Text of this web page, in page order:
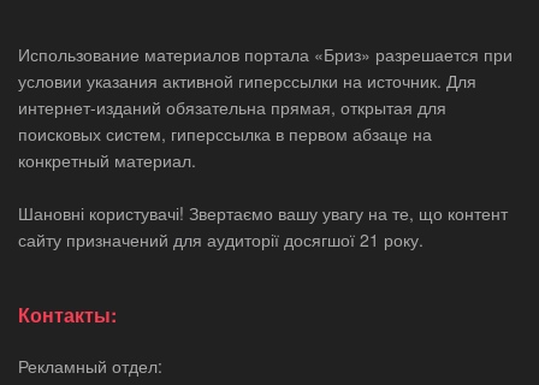
Использование материалов портала «Бриз» разрешается при
условии указания активной гиперссылки на источник. Для
интернет-изданий обязательна прямая, открытая для
поисковых систем, гиперссылка в первом абзаце на
конкретный материал.
Шановні користувачі! Звертаємо вашу увагу на те, що контент
сайту призначений для аудиторії досягшої 21 року.
Контакты:
Рекламный отдел: